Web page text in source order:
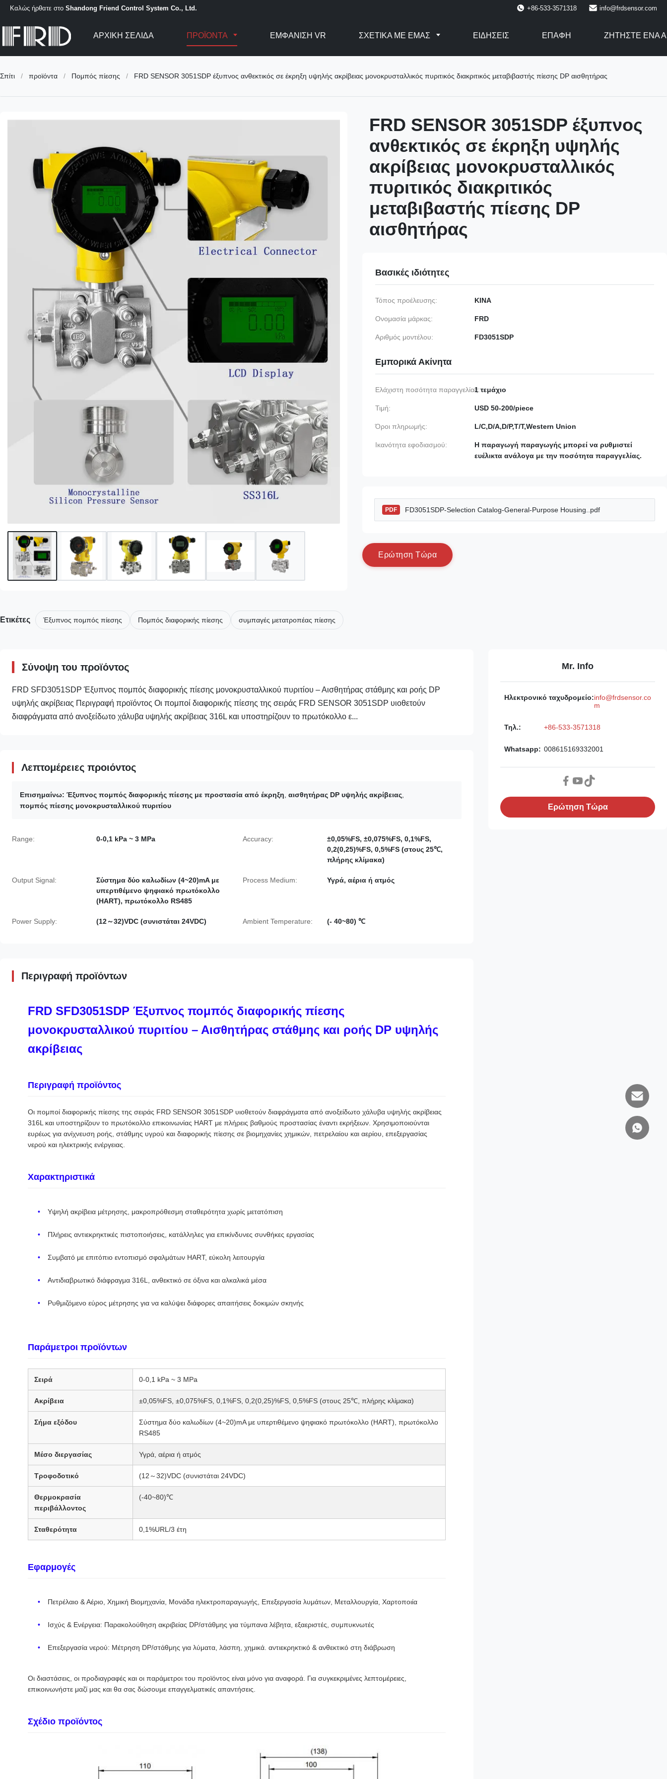
Καλώς ήρθατε στο Shandong Friend Control System Co., Ltd. +86-533-3571318 info@frdsensor.com
ΑΡΧΙΚΉ ΣΕΛΊΔΑ ΠΡΟΪΌΝΤΑ ΕΜΦΆΝΙΣΗ VR ΣΧΕΤΙΚΆ ΜΕ ΕΜΆΣ ΕΙΔΉΣΕΙΣ ΕΠΑΦΉ ΖΗΤΉΣΤΕ ΈΝΑ
Σπίτι / προϊόντα / Πομπός πίεσης / FRD SENSOR 3051SDP έξυπνος ανθεκτικός σε έκρηξη υψηλής ακρίβειας μονοκρυσταλλικός πυριτικός διακριτικός μεταβιβαστής πίεσης DP αισθητήρας
FRD SENSOR 3051SDP έξυπνος
ανθεκτικός σε έκρηξη υψηλής
ακρίβειας μονοκρυσταλλικός
πυριτικός διακριτικός
μεταβιβαστής πίεσης DP
αισθητήρας
Βασικές ιδιότητες
Τόπος προέλευσης: ΚΙΝΑ
Ονομασία μάρκας: FRD
Αριθμός μοντέλου: FD3051SDP
Εμπορικά Ακίνητα
Ελάχιστη ποσότητα παραγγελίας:1 τεμάχιο
Τιμή: USD 50-200/piece
Όροι πληρωμής: L/C,D/A,D/P,T/T,Western Union
Ικανότητα εφοδιασμού:
Η παραγωγή παραγωγής μπορεί να ρυθμιστεί
ευέλικτα ανάλογα με την ποσότητα παραγγελίας.
PDF FD3051SDP-Selection Catalog-General-Purpose Housing..pdf
Ερώτηση Τώρα
Ετικέτες Έξυπνος πομπός πίεσης Πομπός διαφορικής πίεσης συμπαγές μετατροπέας πίεσης
Σύνοψη του προϊόντος
FRD SFD3051SDP Έξυπνος πομπός διαφορικής πίεσης μονοκρυσταλλικού πυριτίου – Αισθητήρας στάθμης και ροής DP
υψηλής ακρίβειας Περιγραφή προϊόντος Οι πομποί διαφορικής πίεσης της σειράς FRD SENSOR 3051SDP υιοθετούν
διαφράγματα από ανοξείδωτο χάλυβα υψηλής ακρίβειας 316L και υποστηρίζουν το πρωτόκολλο ε...
Λεπτομέρειες προιόντος
Επισημαίνω: Έξυπνος πομπός διαφορικής πίεσης με προστασία από έκρηξη αισθητήρας DP υψηλής ακρίβειας
πομπός πίεσης μονοκρυσταλλικού πυριτίου
Range: 0-0,1 kPa ~ 3 MPa Accuracy:
±0,05%FS, ±0,075%FS, 0,1%FS,
0,2(0,25)%FS, 0,5%FS (στους 25℃,
πλήρης κλίμακα)
Output Signal:
Σύστημα δύο καλωδίων (4~20)mA με
υπερτιθέμενο ψηφιακό πρωτόκολλο
(HART), πρωτόκολλο RS485
Process Medium: Υγρά, αέρια ή ατμός
Power Supply: (12～32)VDC (συνιστάται 24VDC) Ambient Temperature: (- 40~80) ℃
Περιγραφή προϊόντων
FRD SFD3051SDP Έξυπνος πομπός διαφορικής πίεσης
μονοκρυσταλλικού πυριτίου – Αισθητήρας στάθμης και ροής DP υψηλής
ακρίβειας
Περιγραφή προϊόντος
Οι πομποί διαφορικής πίεσης της σειράς FRD SENSOR 3051SDP υιοθετούν διαφράγματα από ανοξείδωτο χάλυβα υψηλής ακρίβειας
316L και υποστηρίζουν το πρωτόκολλο επικοινωνίας HART με πλήρεις βαθμούς προστασίας έναντι εκρήξεων. Χρησιμοποιούνται
ευρέως για ανίχνευση ροής, στάθμης υγρού και διαφορικής πίεσης σε βιομηχανίες χημικών, πετρελαίου και αερίου, επεξεργασίας
νερού και ηλεκτρικής ενέργειας.
Χαρακτηριστικά
Υψηλή ακρίβεια μέτρησης, μακροπρόθεσμη σταθερότητα χωρίς μετατόπιση
Πλήρεις αντιεκρηκτικές πιστοποιήσεις, κατάλληλες για επικίνδυνες συνθήκες εργασίας
Συμβατό με επιτόπιο εντοπισμό σφαλμάτων HART, εύκολη λειτουργία
Αντιδιαβρωτικό διάφραγμα 316L, ανθεκτικό σε όξινα και αλκαλικά μέσα
Ρυθμιζόμενο εύρος μέτρησης για να καλύψει διάφορες απαιτήσεις δοκιμών σκηνής
Παράμετροι προϊόντων
Σειρά 0-0,1 kPa ~ 3 MPa
Ακρίβεια ±0,05%FS, ±0,075%FS, 0,1%FS, 0,2(0,25)%FS, 0,5%FS (στους 25℃, πλήρης κλίμακα)
Σήμα εξόδου
Σύστημα δύο καλωδίων (4~20)mA με υπερτιθέμενο ψηφιακό πρωτόκολλο (HART), πρωτόκολλο
RS485
Μέσο διεργασίας Υγρά, αέρια ή ατμός
Τροφοδοτικό (12～32)VDC (συνιστάται 24VDC)
Θερμοκρασία
περιβάλλοντος
(-40~80)℃
Σταθερότητα 0,1%URL/3 έτη
Εφαρμογές
Πετρέλαιο & Αέριο, Χημική Βιομηχανία, Μονάδα ηλεκτροπαραγωγής, Επεξεργασία λυμάτων, Μεταλλουργία, Χαρτοποιία
Ισχύς & Ενέργεια: Παρακολούθηση ακριβείας DP/στάθμης για τύμπανα λέβητα, εξαεριστές, συμπυκνωτές
Επεξεργασία νερού: Μέτρηση DP/στάθμης για λύματα, λάσπη, χημικά. αντιεκρηκτικό & ανθεκτικό στη διάβρωση
Οι διαστάσεις, οι προδιαγραφές και οι παράμετροι του προϊόντος είναι μόνο για αναφορά. Για συγκεκριμένες λεπτομέρειες,
επικοινωνήστε μαζί μας και θα σας δώσουμε επαγγελματικές απαντήσεις.
Σχέδιο προϊόντος
Mr. Info
Ηλεκτρονικό ταχυδρομείο:info@frdsensor.co
m
Τηλ.: +86-533-3571318
Whatsapp: 008615169332001
Ερώτηση Τώρα